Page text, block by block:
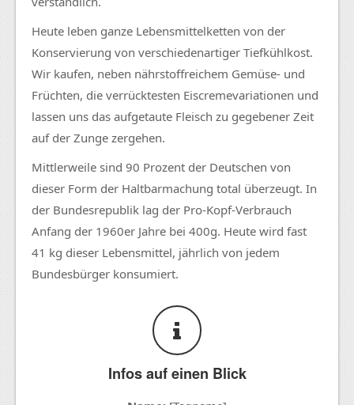
Heute leben ganze Lebensmittelketten von der
Konservierung von verschiedenartiger Tiefkühlkost.
Wir kaufen, neben nährstoffreichem Gemüse- und
Früchten, die verrücktesten Eiscremevariationen und
lassen uns das aufgetaute Fleisch zu gegebener Zeit
auf der Zunge zergehen.
Mittlerweile sind 90 Prozent der Deutschen von
dieser Form der Haltbarmachung total überzeugt. In
der Bundesrepublik lag der Pro-Kopf-Verbrauch
Anfang der 1960er Jahre bei 400g. Heute wird fast
41 kg dieser Lebensmittel, jährlich von jedem
Bundesbürger konsumiert.
Infos auf einen Blick